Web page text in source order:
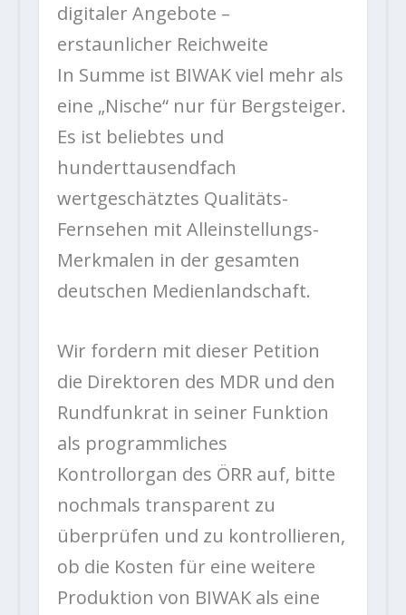
digitaler Angebote –
erstaunlicher Reichweite
In Summe ist BIWAK viel mehr als
eine „Nische“ nur für Bergsteiger.
Es ist beliebtes und
hunderttausendfach
wertgeschätztes Qualitäts-
Fernsehen mit Alleinstellungs-
Merkmalen in der gesamten
deutschen Medienlandschaft.
Wir fordern mit dieser Petition
die Direktoren des MDR und den
Rundfunkrat in seiner Funktion
als programmliches
Kontrollorgan des ÖRR auf, bitte
nochmals transparent zu
überprüfen und zu kontrollieren,
ob die Kosten für eine weitere
Produktion von BIWAK als eine